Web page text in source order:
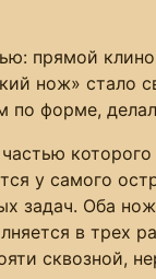
прямой
нож»
форме,
у самого
задач. Оба
в трех
сквозной,